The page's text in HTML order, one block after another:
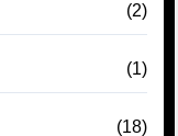
(2)
(1)
(18)